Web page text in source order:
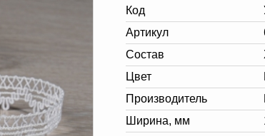
Код
Артикул
Состав
Цвет
Производитель
Ширина, мм